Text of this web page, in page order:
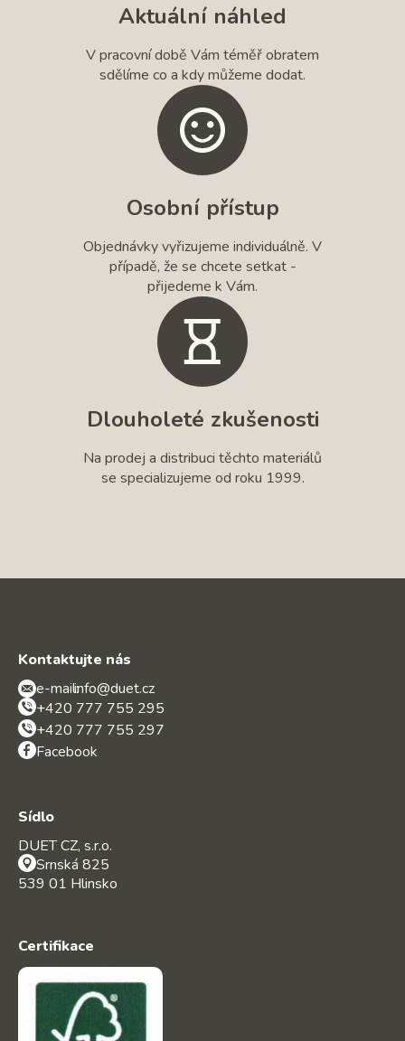
Aktuální náhled
V pracovní době Vám téměř obratem
sdělíme co a kdy můžeme dodat.
Osobní přístup
Objednávky vyřizujeme individuálně. V
případě, že se chcete setkat -
přijedeme k Vám.
Dlouholeté zkušenosti
Na prodej a distribuci těchto materiálů
se specializujeme od roku 1999.
Kontaktujte nás
e-mail:info@duet.cz
+420 777 755 295
+420 777 755 297
Facebook
Sídlo
DUET CZ, s.r.o.
Srnská 825
539 01 Hlinsko
Certifikace